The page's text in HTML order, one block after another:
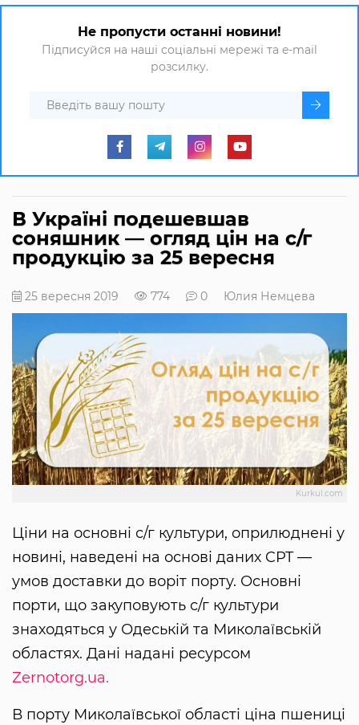
Не пропусти останні новини!
Підписуйся на наші соціальні мережі та e-mail
розсилку.
В Україні подешевшав
соняшник — огляд цін на с/г
продукцію за 25 вересня
25 вересня 2019 774 0 Юлия Немцева
Kurkul.com
Ціни на основні с/г культури, оприлюднені у
новині, наведені на основі даних CPT —
умов доставки до воріт порту. Основні
порти, що закуповують с/г культури
знаходяться у Одеській та Миколаївській
областях. Дані надані ресурсом
Zernotorg.ua.
В порту Миколаївської області ціна пшениці